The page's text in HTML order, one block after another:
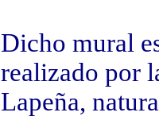
Dicho mural
realizado por
Lapeña,